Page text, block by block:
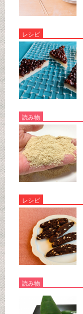
レシピ
読み物
レシピ
読み物